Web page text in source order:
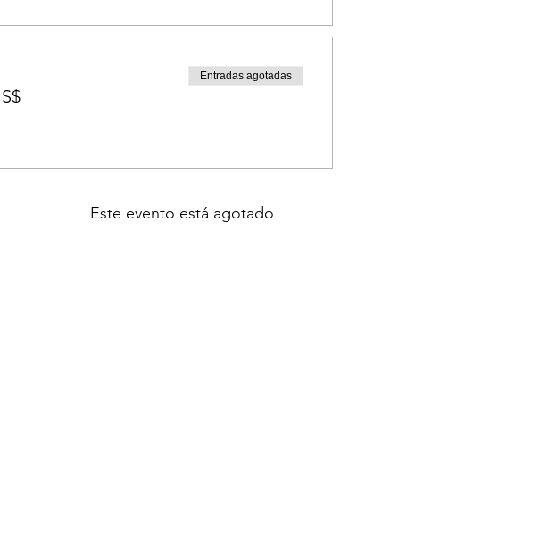
Entradas agotadas
Este evento está agotado